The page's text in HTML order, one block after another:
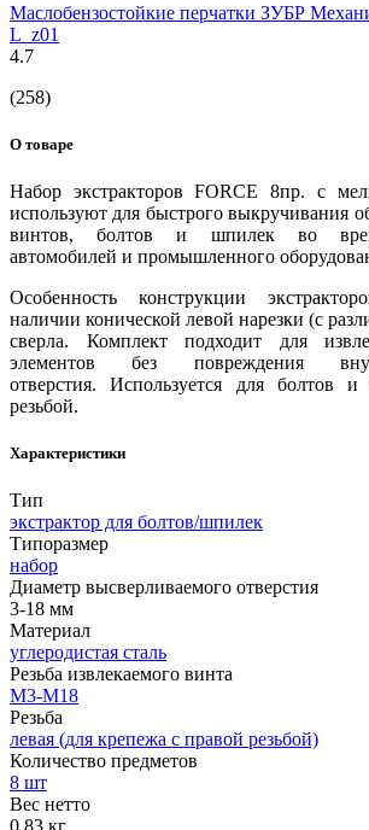
Маслобензостойкие перчатки ЗУБР
L_z01
4.7
(258)
О товаре
Набор экстракторов FORCE 8пр. с
используют для быстрого выкручивания
винтов, болтов и шпилек во
автомобилей и промышленного
Особенность конструкции
наличии конической левой нарезки (с
сверла. Комплект подходит для
элементов без повреждения
отверстия. Используется для болтов
резьбой.
Характеристики
Тип
экстрактор для болтов/шпилек
Типоразмер
набор
Диаметр высверливаемого отверстия
3-18 мм
Материал
углеродистая сталь
Резьба извлекаемого винта
М3-М18
Резьба
левая (для крепежа с правой резьбой)
Количество предметов
8 шт
Вес нетто